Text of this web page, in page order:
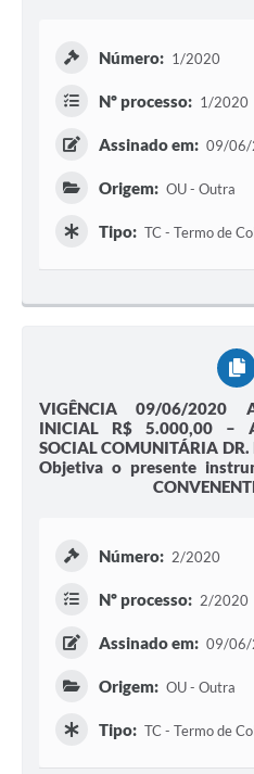
Número: 1/2020
Nº processo: 1/2020
Assinado em: 09/06/
Origem: OU - Outra
Tipo: TC - Termo de
VIGÊNCIA 09/06/2020
INICIAL R$ 5.000,00 –
SOCIAL COMUNITÁRIA
Objetiva o presente
Número: 2/2020
Nº processo: 2/2020
Assinado em: 09/06/
Origem: OU - Outra
Tipo: TC - Termo de